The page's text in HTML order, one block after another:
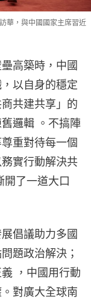
華，與中國國家主席習近
高築時，中國
以自身的穩定
共建共享」的
邏輯 。不搞陣
重對待每一個
實行動解決共
開了一道大口
倡議助力多國
題政治解決；
，中國用行動
對廣大全球南